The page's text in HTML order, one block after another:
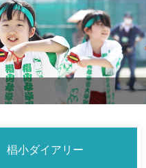
椙小ダイアリー